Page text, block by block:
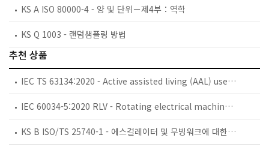
KS A ISO 80000-4 - 양 및 단위－제4부：역학
KS Q 1003 - 랜덤샘플링 방법
추천 상품
IEC TS 63134:2020 - Active assisted living (AAL) use cases
IEC 60034-5:2020 RLV - Rotating electrical machines - Part 5: Degrees of protection provided by the integral design of rotating electrical machines (IP code) - Classification
KS B ISO/TS 25740-1 - 에스컬레이터 및 무빙워크에 대한 안전요건 — 제1부: 세계공통 필수 안전요건(GESRs)